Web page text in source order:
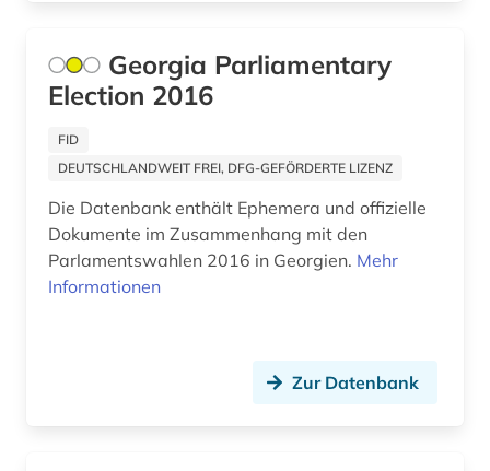
Georgia Parliamentary
Election 2016
FID
DEUTSCHLANDWEIT FREI, DFG-GEFÖRDERTE LIZENZ
Die Datenbank enthält Ephemera und offizielle
Dokumente im Zusammenhang mit den
Parlamentswahlen 2016 in Georgien. Mehr
Informationen
Zur Datenbank